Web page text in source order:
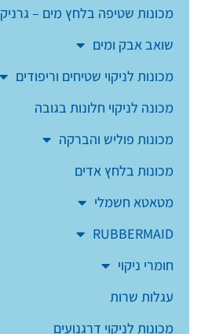
מכונות שטיפה בלחץ מים – גרניק
שואב אבק ומים
מכונות לניקוי שטיחים וריפודים
מכונה לניקוי חלונות בגובה
מכונות פוליש והברקה
מכונות בלחץ אדים
מטאטא חשמלי
RUBBERMAID
חומרי ניקוי
עגלות שרות
מכונות לניקוי דרגנועים